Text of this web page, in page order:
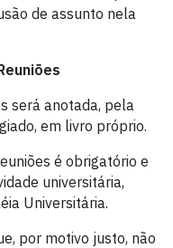
de assunto nela
será anotada, pela
em livro próprio.
é obrigatório e
universitária,
Universitária.
por motivo justo, não